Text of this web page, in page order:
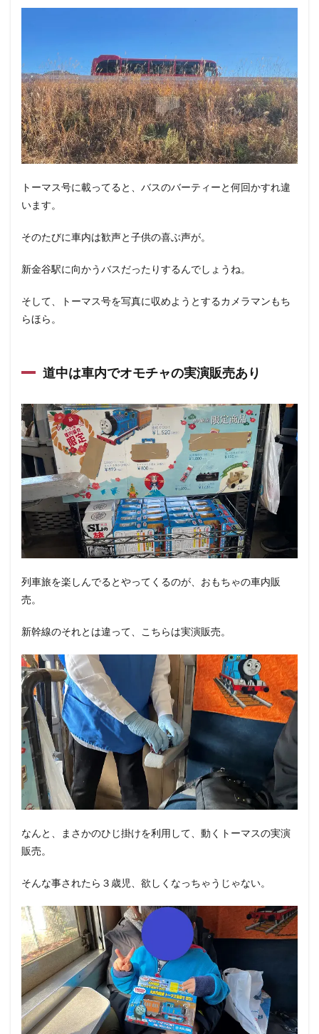
トーマス号に載ってると、バスのバーティーと何回かすれ違
います。
そのたびに車内は歓声と子供の喜ぶ声が。
新金谷駅に向かうバスだったりするんでしょうね。
そして、トーマス号を写真に収めようとするカメラマンもち
らほら。
道中は車内でオモチャの実演販売あり
列車旅を楽しんでるとやってくるのが、おもちゃの車内販
売。
新幹線のそれとは違って、こちらは実演販売。
なんと、まさかのひじ掛けを利用して、動くトーマスの実演
販売。
そんな事されたら３歳児、欲しくなっちゃうじゃない。